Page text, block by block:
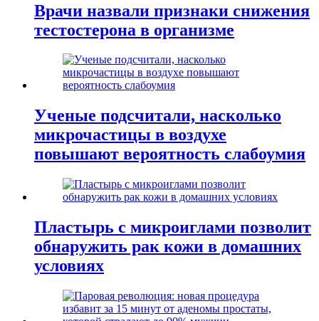
Врачи назвали признаки снижения
тестостерона в организме
Ученые подсчитали, насколько
микрочастицы в воздухе
повышают вероятность слабоумия
Пластырь с микроиглами позволит
обнаружить рак кожи в домашних
условиях